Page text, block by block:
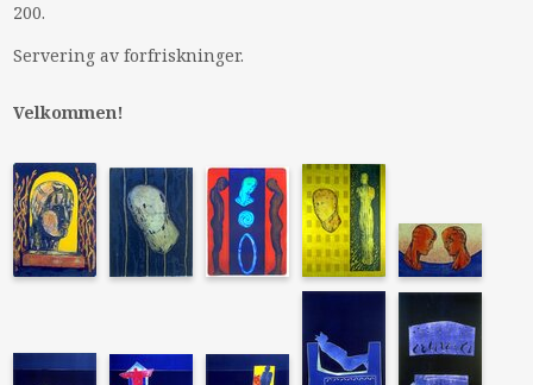
200.
Servering av forfriskninger.
Velkommen!